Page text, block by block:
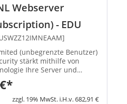
Webserver
- EDU
(unbegrenzte Benutzer)
stärkt mithilfe von
Ihre Server und
modernen Angriffen und
Sie sicher
Web Access...
zzgl. 19% MwSt. i.H.v. 682,91 €